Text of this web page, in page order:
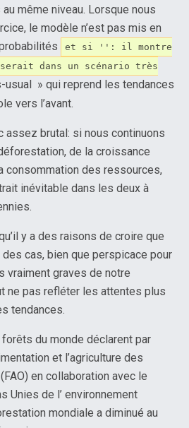
même niveau. Lorsque nous
le modèle n’est pas mis en
et si '': il montre
dans un scénario très
» qui reprend les tendances
vers l’avant.
assez brutal: si nous continuons
de la croissance
consommation des ressources,
inévitable dans les deux à
y a des raisons de croire que
cas, bien que perspicace pour
vraiment graves de notre
ne pas refléter les attentes plus
tendances.
du monde déclarent par
et l’agriculture des
en collaboration avec le
Unies de l’ environnement
mondiale a diminué au